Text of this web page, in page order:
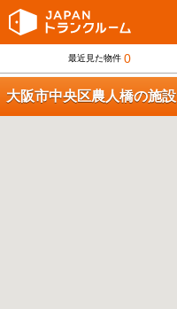
最近見た物件 0
大阪市中央区農人橋の施設